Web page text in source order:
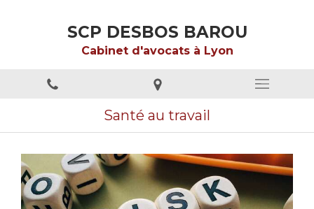
SCP DESBOS BAROU
Cabinet d'avocats à Lyon
Santé au travail